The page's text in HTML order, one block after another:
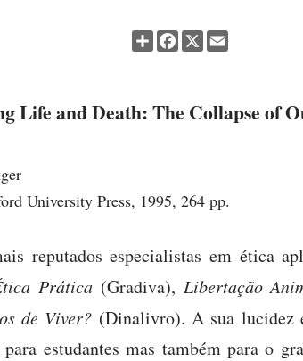
Partilhar
Facebook
X
Life and Death: The Collapse of
University Press, 1995, 264 pp.
reputados especialistas em ética
Prática(Gradiva), Libertação
de Viver? (Dinalivro). A sua lucidez
para estudantes mas também para o